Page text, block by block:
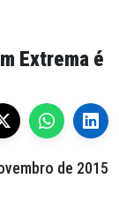
Extrema é
de 2015